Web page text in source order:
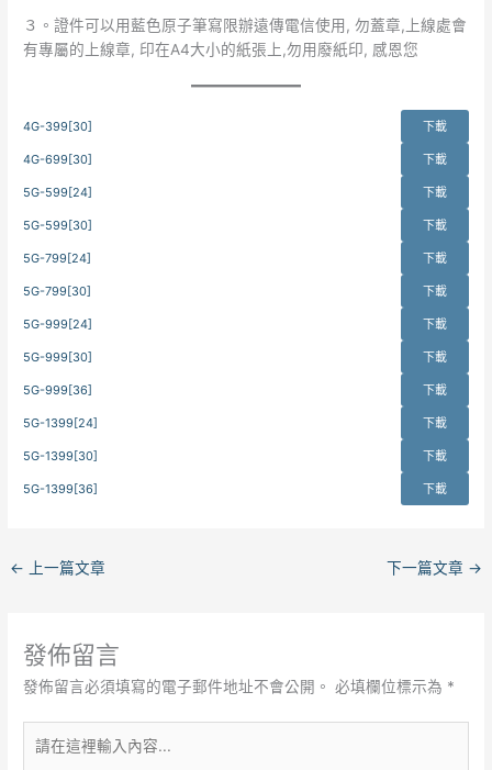
３。證件可以用藍色原子筆寫限辦遠傳電信使用, 勿蓋章,上線處會
有專屬的上線章, 印在A4大小的紙張上,勿用廢紙印, 感恩您
4G-399[30] 下載
4G-699[30] 下載
5G-599[24] 下載
5G-599[30] 下載
5G-799[24] 下載
5G-799[30] 下載
5G-999[24] 下載
5G-999[30] 下載
5G-999[36] 下載
5G-1399[24] 下載
5G-1399[30] 下載
5G-1399[36] 下載
← 上一篇文章 下一篇文章 →
發佈留言
發佈留言必須填寫的電子郵件地址不會公開。 必填欄位標示為 *
在